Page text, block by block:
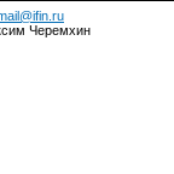
Черемхин